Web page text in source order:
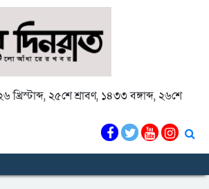
, ২৫শে শ্রাবণ, ১৪৩৩ বঙ্গাব্দ, ২৬শে